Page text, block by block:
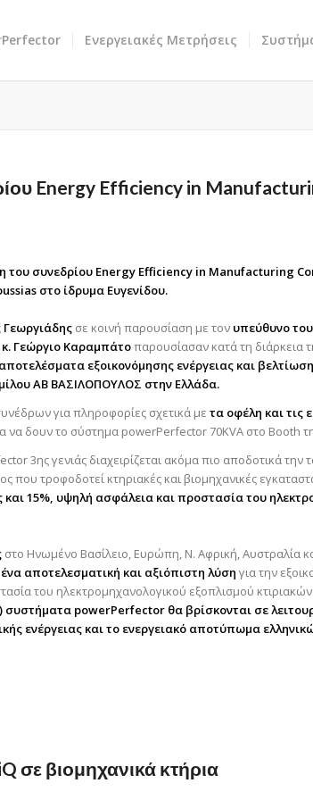
Ενεργειακές Μετρήσεις
Energy Efficiency in
του συνεδρίου Energy Efficiency in Manufacturing
στο ίδρυμα Ευγενίδου.
Γεωργιάδηςσε κοινή παρουσίαση με τον υπεύθυνο
Γεώργιο Καραμπάτοπαρουσίασαν κατά τη διάρκεια
αποτελέσματα εξοικονόμησης ενέργειας και
AB ΒΑΣΙΛΟΠΟΥΛΟΣ στην Ελλάδα.
για πληροφορίες σχετικά με τα οφέλη και τις
να δουν το σύστημα powerPerfector 70KVA στο Booth
3ης γενιάς διαχειρίζεται ακόμα πιο αποδοτικά την
που τροφοδοτεί κτηριακές και βιομηχανικές
15%, υψηλή ασφάλεια και προστασία του
στο Ηνωμένο Βασίλειο, Ευρώπη, Ν. Αφρική, Αυστραλία
αποτελεσματική και αξιόπιστη λύση για την
του ηλεκτρομηχανολογικού εξοπλισμού κτιριακών
συστήματα powerPerfector θα βρίσκονται σε
ενέργειας και το ενεργειακό αποτύπωμα
σε βιομηχανικά κτήρια